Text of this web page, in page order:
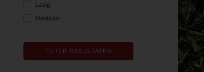
Laag
Medium
FILTER RESULTATEN